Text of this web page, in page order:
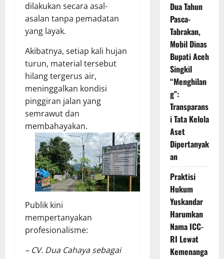
dilakukan secara asal-
asalan tanpa pemadatan
yang layak.
Akibatnya, setiap kali hujan
turun, material tersebut
hilang tergerus air,
meninggalkan kondisi
pinggiran jalan yang
semrawut dan
membahayakan.
Publik kini
mempertanyakan
profesionalisme:
– CV. Dua Cahaya sebagai
Dua Tahun
Pasca-
Tabrakan,
Mobil Dinas
Bupati Aceh
Singkil
“Menghilan
g”:
Transparans
i Tata Kelola
Aset
Dipertanyak
an
Praktisi
Hukum
Yuskandar
Harumkan
Nama ICC-
RI Lewat
Kemenanga